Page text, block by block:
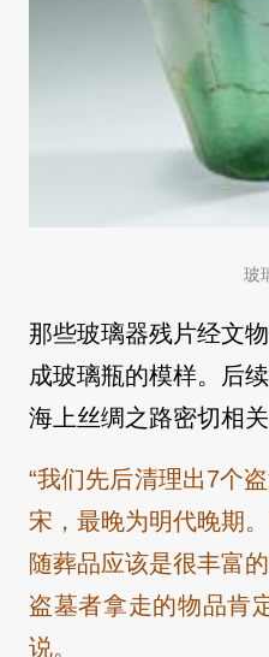
玻
那些玻璃器残片经文
成玻璃瓶的模样。后
海上丝绸之路密切相关
“我们先后清理出7个
宋，最晚为明代晚期
随葬品应该是很丰富
盗墓者拿走的物品肯
说。